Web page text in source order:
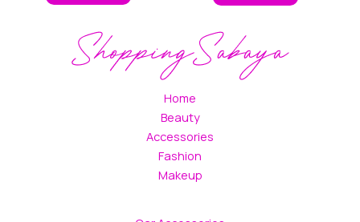
Home
Beauty
Accessories
Fashion
Makeup